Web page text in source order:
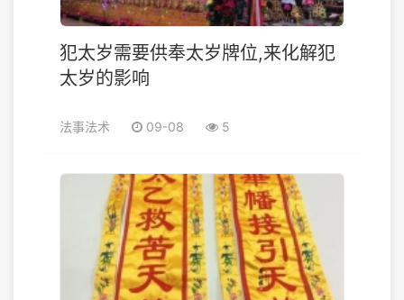
犯太岁需要供奉太岁牌位,来化解犯
太岁的影响
法事法术 09-08 5